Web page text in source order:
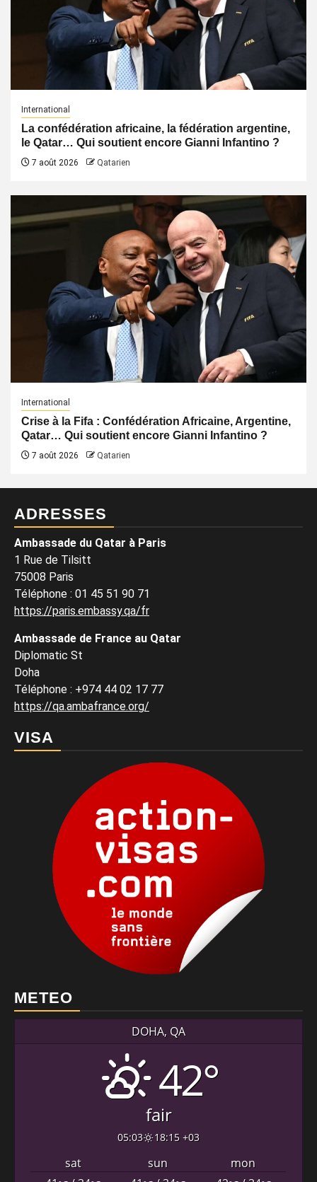
International
La confédération africaine, la fédération argentine,
le Qatar… Qui soutient encore Gianni Infantino ?
7 août 2026 Qatarien
International
Crise à la Fifa : Confédération Africaine, Argentine,
Qatar… Qui soutient encore Gianni Infantino ?
7 août 2026 Qatarien
ADRESSES
Ambassade du Qatar à Paris
1 Rue de Tilsitt
75008 Paris
Téléphone : 01 45 51 90 71
https://paris.embassy.qa/fr
Ambassade de France au Qatar
Diplomatic St
Doha
Téléphone : +974 44 02 17 77
https://qa.ambafrance.org/
VISA
METEO
DOHA, QA
42°
fair
05:03 18:15 +03
sat sun
mon